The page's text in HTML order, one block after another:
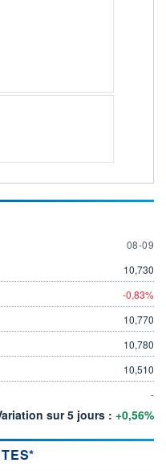
8
08-09
10,730
-0,83%
10,770
10,780
10,510
-
sur 5 jours : +0,56%